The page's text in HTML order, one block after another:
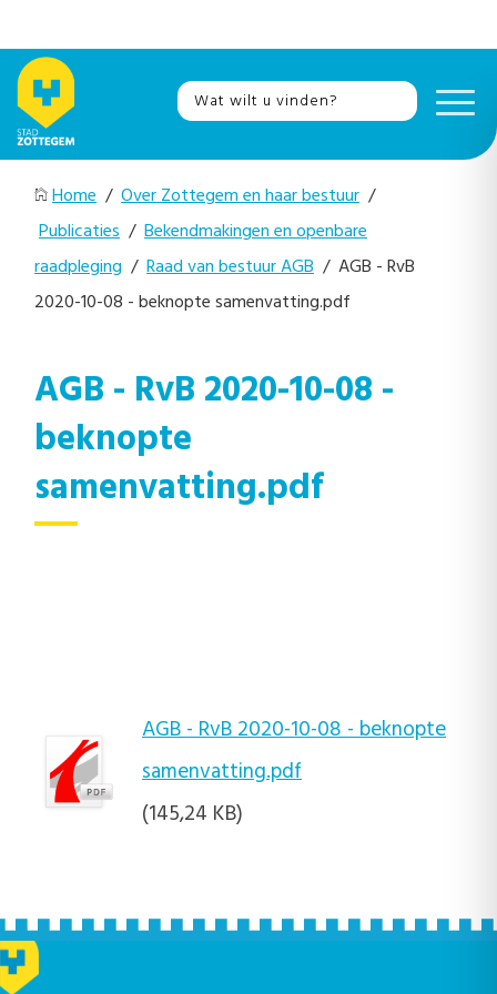
Home / Over Zottegem en haar bestuur /
Publicaties / Bekendmakingen en openbare
raadpleging / Raad van bestuur AGB / AGB - RvB
2020-10-08 - beknopte samenvatting.pdf
AGB - RvB 2020-10-08 -
beknopte
samenvatting.pdf
AGB - RvB 2020-10-08 - beknopte
samenvatting.pdf
(145,24 KB)